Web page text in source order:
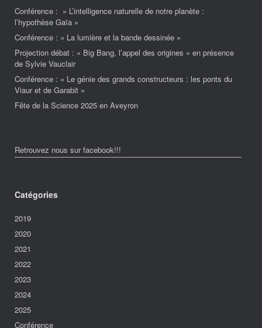
Conférence : » L’intelligence naturelle de notre planète :
l’hypothèse Gaïa »
Conférence : « La lumière et la bande dessinée »
Projection débat : « Big Bang, l’appel des origines » en présence
de Sylvie Vauclair
Conférence : « Le génie des grands constructeurs : les ponts du
Viaur et de Garabit »
Fête de la Science 2025 en Aveyron
Retrouvez nous sur facebook!!!
Catégories
2019
2020
2021
2022
2023
2024
2025
Conférence